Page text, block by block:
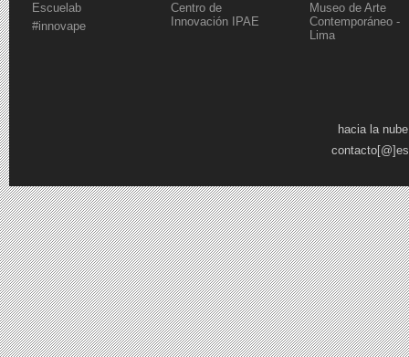
Escuelab
#innovape
Centro de
Innovación IPAE
Museo de Arte
Contemporáneo -
Lima
hacia la